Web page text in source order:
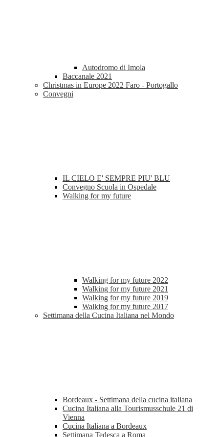
Autodromo di Imola
Baccanale 2021
Christmas in Europe 2022 Faro - Portogallo
Convegni
IL CIELO E' SEMPRE PIU' BLU
Convegno Scuola in Ospedale
Walking for my future
Walking for my future 2022
Walking for my future 2021
Walking for my future 2019
Walking for my future 2017
Settimana della Cucina Italiana nel Mondo
Bordeaux - Settimana della cucina italiana
Cucina Italiana alla Tourismusschule 21 di
Vienna
Cucina Italiana a Bordeaux
Settimana Tedesca a Roma